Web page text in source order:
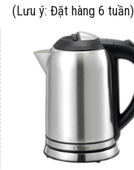
(Lưu ý: Đặt hàng 6 tuần)